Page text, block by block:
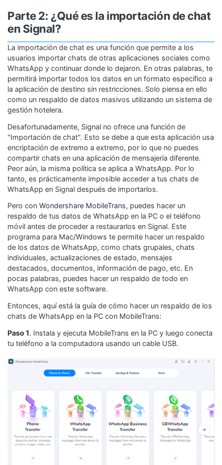
Parte 2: ¿Qué es la importación de chat
en Signal?
La importación de chat es una función que permite a los
usuarios importar chats de otras aplicaciones sociales como
WhatsApp y continuar donde lo dejaron. En otras palabras, te
permitirá importar todos los datos en un formato específico a
la aplicación de destino sin restricciones. Solo piensa en ello
como un respaldo de datos masivos utilizando un sistema de
gestión hotelera.
Desafortunadamente, Signal no ofrece una función de
"Importación de chat". Esto se debe a que esta aplicación usa
encriptación de extremo a extremo, por lo que no puedes
compartir chats en una aplicación de mensajería diferente.
Peor aún, la misma política se aplica a WhatsApp. Por lo
tanto, es prácticamente imposible acceder a tus chats de
WhatsApp en Signal después de importarlos.
Pero con Wondershare MobileTrans, puedes hacer un
respaldo de tus datos de WhatsApp en la PC o el teléfono
móvil antes de proceder a restaurarlos en Signal. Este
programa para Mac/Windows te permite hacer un respaldo
de los datos de WhatsApp, como chats grupales, chats
individuales, actualizaciones de estado, mensajes
destacados, documentos, información de pago, etc. En
pocas palabras, puedes hacer un respaldo de todo en
WhatsApp con este software.
Entonces, aquí está la guía de cómo hacer un respaldo de los
chats de WhatsApp en la PC con MobileTrans:
Paso 1. Instala y ejecuta MobileTrans en la PC y luego conecta
tu teléfono a la computadora usando un cable USB.